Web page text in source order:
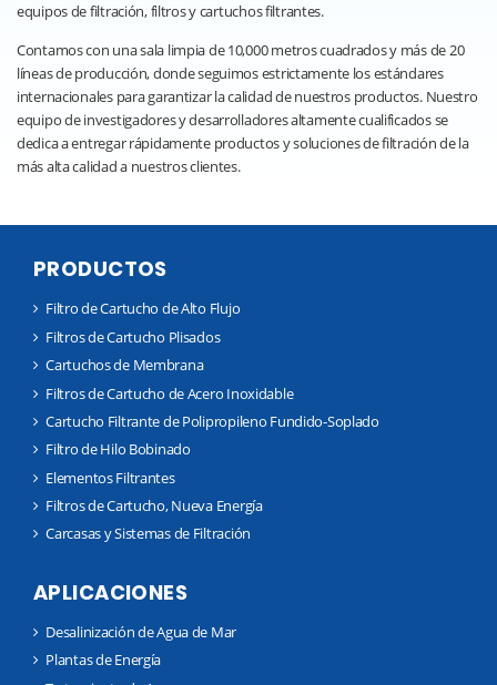
equipos de filtración, filtros y cartuchos filtrantes.
Contamos con una sala limpia de 10,000 metros cuadrados y más de 20
líneas de producción, donde seguimos estrictamente los estándares
internacionales para garantizar la calidad de nuestros productos. Nuestro
equipo de investigadores y desarrolladores altamente cualificados se
dedica a entregar rápidamente productos y soluciones de filtración de la
más alta calidad a nuestros clientes.
PRODUCTOS
Filtro de Cartucho de Alto Flujo
Filtros de Cartucho Plisados
Cartuchos de Membrana
Filtros de Cartucho de Acero Inoxidable
Cartucho Filtrante de Polipropileno Fundido-Soplado
Filtro de Hilo Bobinado
Elementos Filtrantes
Filtros de Cartucho, Nueva Energía
Carcasas y Sistemas de Filtración
APLICACIONES
Desalinización de Agua de Mar
Plantas de Energía